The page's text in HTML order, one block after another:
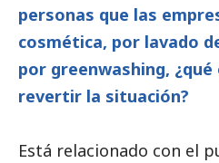
personas que las
cosmética, por lavado
por greenwashing,
revertir la situación?
Está relacionado con el